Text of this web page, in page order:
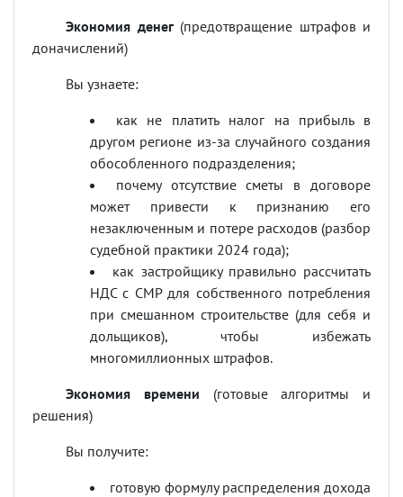
Экономия денег(предотвращение штрафов и
доначислений)
Вы узнаете:
как не платить налог на прибыль в
другом регионе из-за случайного создания
обособленного подразделения;
почему отсутствие сметы в договоре
может привести к признанию его
незаключенным и потере расходов (разбор
судебной практики 2024 года);
как застройщику правильно рассчитать
НДС с СМР для собственного потребления
при смешанном строительстве (для себя и
дольщиков), чтобы избежать
многомиллионных штрафов.
Экономия времени (готовые алгоритмы и
решения)
Вы получите:
готовую формулу распределения дохода